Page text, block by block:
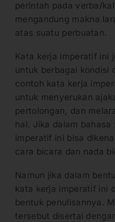
perintah pada verba/
mengandung makna
atas suatu perbuatan.
Kata kerja imperatif ini
untuk berbagai kondisi
contoh kata kerja
untuk menyerukan
pertolongan, dan
hal. Jika dalam bahasa
imperatif ini bisa
cara bicara dan nada
Namun jika dalam
kata kerja imperatif ini
bentuk penulisannya.
tersebut disertai